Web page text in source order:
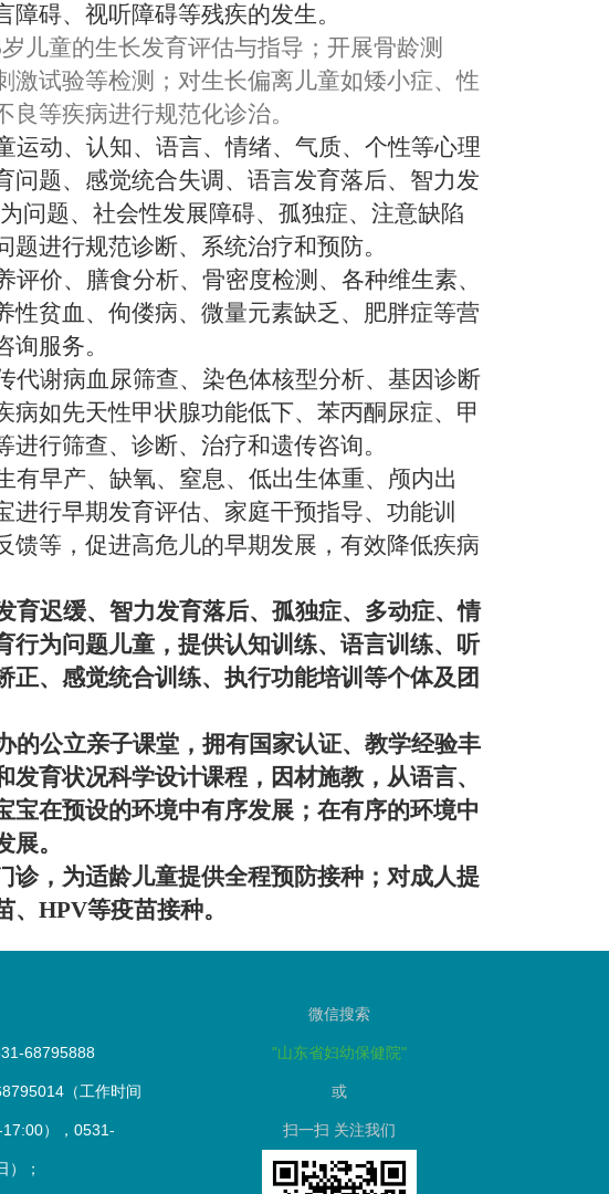
碍、视听障碍等残疾的发生。
岁儿童的生长发育评估与指导；开展骨龄测
激试验等检测；对生长偏离儿童如矮小症、性
等疾病进行规范化诊治。
运动、认知、语言、情绪、气质、个性等心理
问题、感觉统合失调、语言发育落后、智力发
问题、社会性发展障碍、孤独症、注意缺陷
进行规范诊断、系统治疗和预防。
评价、膳食分析、骨密度检测、各种维生素、
性贫血、佝偻病、微量元素缺乏、肥胖症等营
服务。
代谢病血尿筛查、染色体核型分析、基因诊断
病如先天性甲状腺功能低下、苯丙酮尿症、甲
行筛查、诊断、治疗和遗传咨询。
有早产、缺氧、窒息、低出生体重、颅内出
进行早期发育评估、家庭干预指导、功能训
馈等，促进高危儿的早期发展，有效降低疾病
育迟缓、智力发育落后、孤独症、多动症、情
行为问题儿童，提供认知训练、语言训练、听
正、感觉统合训练、执行功能培训等个体及团
的公立亲子课堂，拥有国家认证、教学经验丰
育状况科学设计课程，因材施教，从语言、
宝在预设的环境中有序发展；在有序的环境中
。
诊，为适龄儿童提供全程预防接种；对成人提
HPV等疫苗接种。
68795888
（工作时间
），0531-
）；
微信搜索
"山东省妇幼保健院"
或
扫一扫 关注我们